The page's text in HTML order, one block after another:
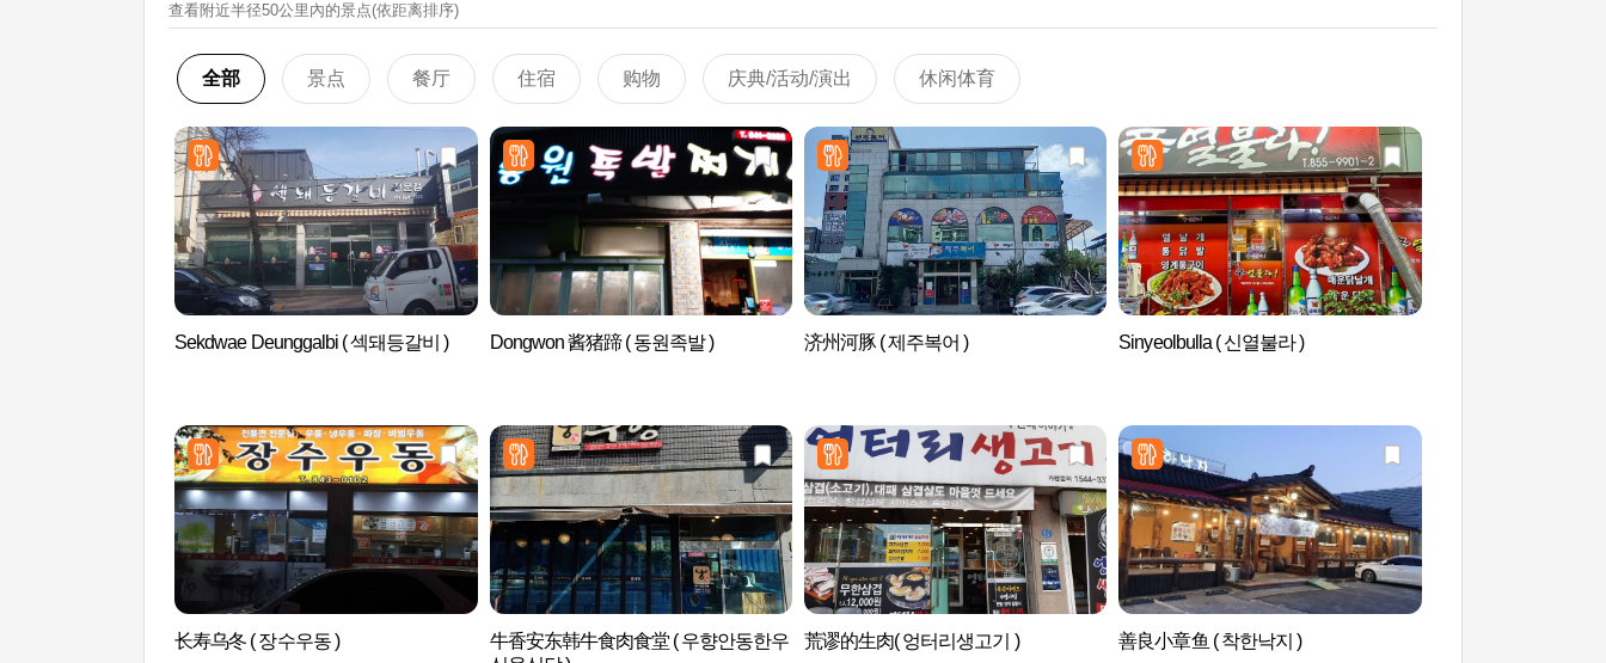
查看附近半径50公里內的景点(依距离排序)
全部 景点 餐厅 住宿 购物 庆典/活动/演出 休闲体育
Sekdwae Deunggalbi ( 섹돼등갈비 ) Dongwon 酱猪蹄 ( 동원족발 ) 济州河豚 ( 제주복어 ) Sinyeolbulla ( 신열불라 )
长寿乌冬 ( 장수우동 )
牛香安东韩牛食肉食堂 ( 우향안동한우
荒谬的生肉( 엉터리생고기 ) 善良小章鱼 ( 착한낙지 )